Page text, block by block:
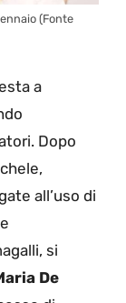
(Fonte
a
Dopo
all’uso di
si
De